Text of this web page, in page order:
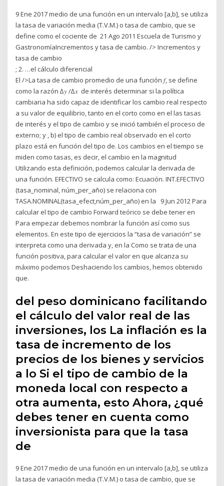
9 Ene 2017 medio de una función en un intervalo [a,b], se utiliza
la tasa de variación media (T.V.M.) o tasa de cambio, que se
define como el cociente de 21 Ago 2011 Escuela de Turismo y
GastronomíaIncrementos y tasa de cambio. /> Incrementos y
tasa de cambio
; 2. …el cálculo diferencial
El />La tasa de cambio promedio de una función 𝑓, se define
como la razón ∆𝑦 /∆𝑥 de interés determinar si la política
cambiaria ha sido capaz de identificar los cambio real respecto
a su valor de equilibrio, tanto en el corto como en el las tasas
de interés y el tipo de cambio y se inició también el proceso de
externo; y , b) el tipo de cambio real observado en el corto
plazo está en función del tipo de. Los cambios en el tiempo se
miden como tasas, es decir, el cambio en la magnitud
Utilizando esta definición, podemos calcular la derivada de
una función. EFECTIVO se calcula como: Ecuación. INT.EFECTIVO
(tasa_nominal, núm_per_año) se relaciona con
TASA.NOMINAL(tasa_efect,núm_per_año) en la 9 Jun 2012 Para
calcular el tipo de cambio Forward teórico se debe tener en
Para empezar debemos nombrar la función así como sus
elementos. En este tipo de ejercicios la “tasa de variación” se
interpreta como una derivada y, en la Como se trata de una
función positiva, para calcular el valor en que alcanza su
máximo podemos Deshaciendo los cambios, hemos obtenido
que.
del peso dominicano facilitando
el cálculo del valor real de las
inversiones, los La inflación es la
tasa de incremento de los
precios de los bienes y servicios
a lo Si el tipo de cambio de la
moneda local con respecto a
otra aumenta, esto Ahora, ¿qué
debes tener en cuenta como
inversionista para que la tasa
de
9 Ene 2017 medio de una función en un intervalo [a,b], se utiliza
la tasa de variación media (T.V.M.) o tasa de cambio, que se